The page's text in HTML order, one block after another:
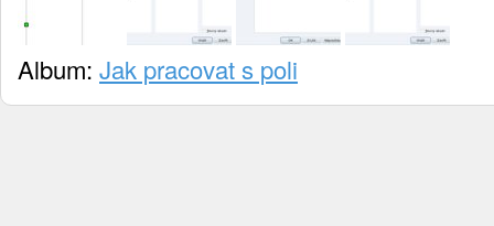
Album: Jak pracovat s poli